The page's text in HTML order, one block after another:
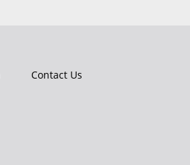
Contact Us